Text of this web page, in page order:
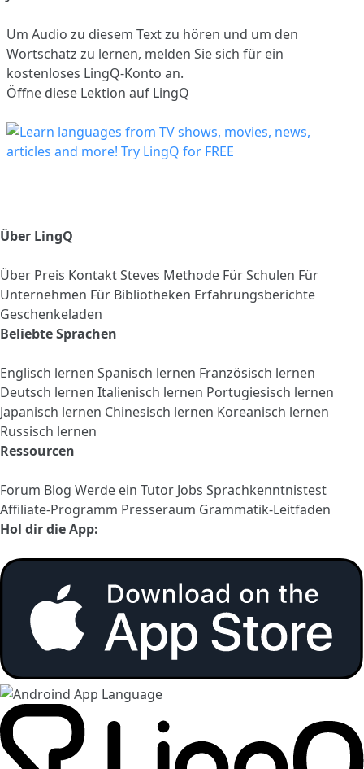
Um Audio zu diesem Text zu hören und um den
Wortschatz zu lernen, melden Sie sich für ein
kostenloses LingQ-Konto an.
Öffne diese Lektion auf LingQ
Über LingQ
Über Preis KontaktSteves Methode Für Schulen Für
Unternehmen Für Bibliotheken Erfahrungsberichte
Geschenkeladen
Beliebte Sprachen
Englisch lernen Spanisch lernen Französisch lernen
Deutsch lernen Italienisch lernen Portugiesisch lernen
Japanisch lernen Chinesisch lernen Koreanisch lernen
Russisch lernen
Ressourcen
Forum Blog Werde ein Tutor Jobs Sprachkenntnistest
Affiliate-Programm Presseraum Grammatik-Leitfaden
Hol dir die App: